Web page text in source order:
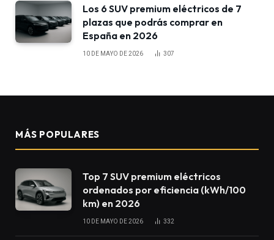
Los 6 SUV premium eléctricos de 7
plazas que podrás comprar en
España en 2026
10 DE MAYO DE 2026 307
MÁS POPULARES
Top 7 SUV premium eléctricos
ordenados por eficiencia (kWh/100
km) en 2026
10 DE MAYO DE 2026 332